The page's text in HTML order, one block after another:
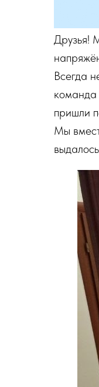
Друзья!
Всегда
команда
пришли
Мы